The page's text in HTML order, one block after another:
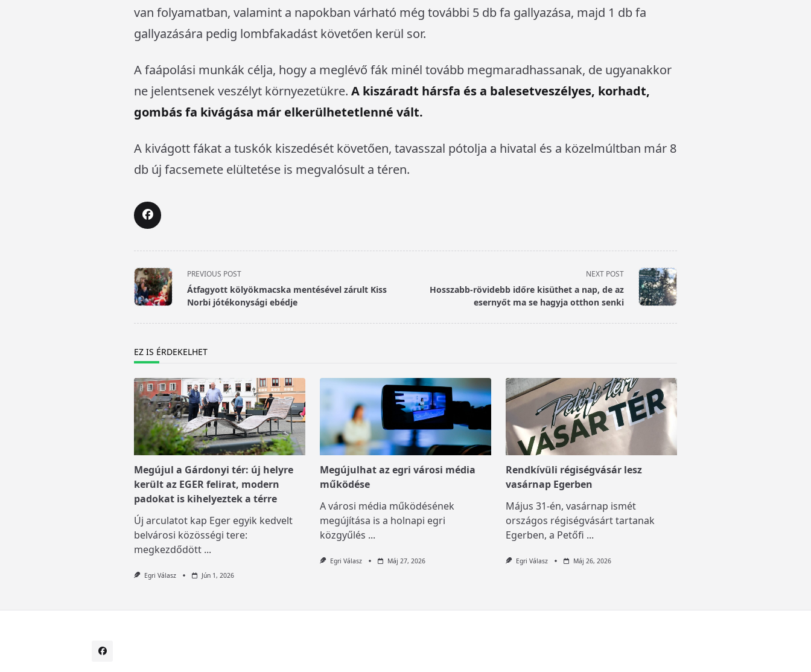
van folyamatban, valamint a napokban várható még további 5 db fa gallyazása, majd 1 db fa
gallyazására pedig lombfakadást követően kerül sor.
A faápolási munkák célja, hogy a meglévő fák minél tovább megmaradhassanak, de ugyanakkor
ne jelentsenek veszélyt környezetükre. A kiszáradt hársfa és a balesetveszélyes, korhadt,
gombás fa kivágása már elkerülhetetlenné vált.
A kivágott fákat a tuskók kiszedését követően, tavasszal pótolja a hivatal és a közelmúltban már 8
db új facsemete elültetése is megvalósult a téren.
<span
class="nav-
subtitle
text">Page</span>
PREVIOUS POST
Átfagyott kölyökmacska mentésével zárult Kiss
Norbi jótékonysági ebédje
NEXT POST
Hosszabb-rövidebb időre kisüthet a nap, de az
esernyőt ma se hagyja otthon senki
EZ IS ÉRDEKELHET
Megújul a Gárdonyi tér: új helyre
került az EGER felirat, modern
padokat is kihelyeztek a térre
Új arculatot kap Eger egyik kedvelt
belvárosi közösségi tere:
megkezdődött ...
Egri Válasz Jún 1, 2026
Megújulhat az egri városi média
működése
A városi média működésének
megújítása is a holnapi egri
közgyűlés ...
Egri Válasz Máj 27, 2026
Rendkívüli régiségvásár lesz
vasárnap Egerben
Május 31-én, vasárnap ismét
országos régiségvásárt tartanak
Egerben, a Petőfi ...
Egri Válasz Máj 26, 2026